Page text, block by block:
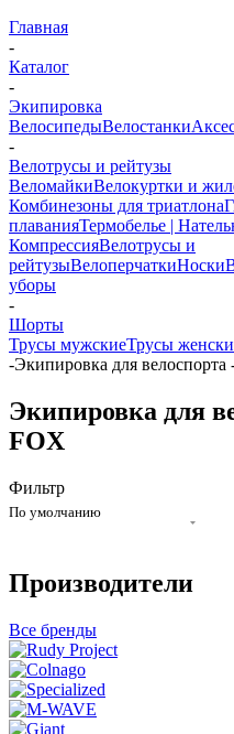
Главная
-
Каталог
-
Экипировка
ВелосипедыВелостанки
-
Велотрусы и рейтузы
ВеломайкиВелокуртки и
Комбинезоны для триатлона
плаванияТермобелье |
КомпрессияВелотрусы и
рейтузыВелоперчаткиНоски
уборы
-
Шорты
Трусы мужскиеТрусы
-Экипировка для
Экипировка для
FOX
Фильтр
По умолчанию
Производители
Все бренды